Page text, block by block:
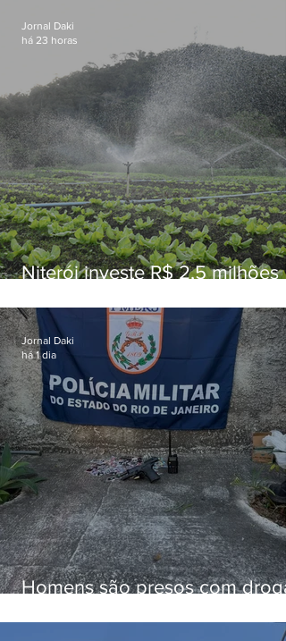
Niterói investe R$ 2,5 milhões
familiar para merenda escolar
Jornal Daki
há 23 horas
Homens são presos com
Jornal Daki
há 1 dia